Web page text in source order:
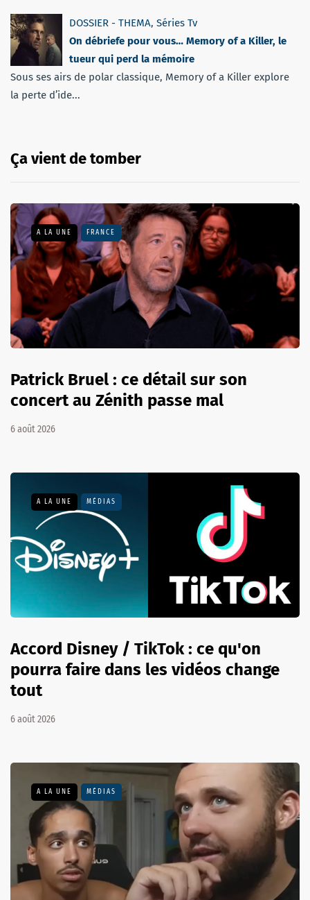
DOSSIER - THEMA, Séries Tv
On débriefe pour vous… Memory of a Killer, le
tueur qui perd la mémoire
Sous ses airs de polar classique, Memory of a Killer explore
la perte d’ide...
Ça vient de tomber
A LA UNE FRANCE
Patrick Bruel : ce détail sur son
concert au Zénith passe mal
6 août 2026
A LA UNE MÉDIAS
Accord Disney / TikTok : ce qu'on
pourra faire dans les vidéos change
tout
6 août 2026
A LA UNE MÉDIAS